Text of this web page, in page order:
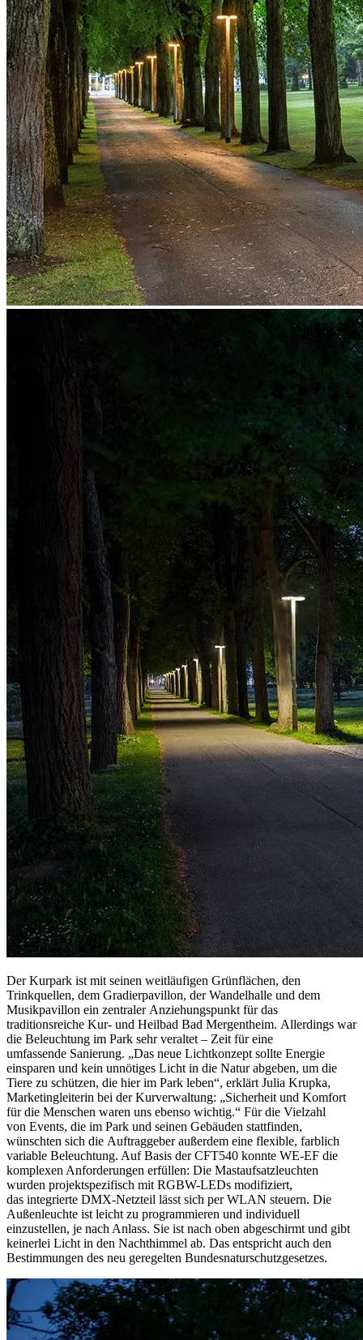
Der Kurpark ist mit seinen weitläufigen Grünflächen, den
Trinkquellen, dem Gradierpavillon, der Wandelhalle und dem
Musikpavillon ein zentraler Anziehungspunkt für das
traditionsreiche Kur- und Heilbad Bad Mergentheim. Allerdings war
die Beleuchtung im Park sehr veraltet – Zeit für eine
umfassende Sanierung. „Das neue Lichtkonzept sollte Energie
einsparen und kein unnötiges Licht in die Natur abgeben, um die
Tiere zu schützen, die hier im Park leben“, erklärt Julia Krupka,
Marketingleiterin bei der Kurverwaltung: „Sicherheit und Komfort
für die Menschen waren uns ebenso wichtig.“ Für die Vielzahl
von Events, die im Park und seinen Gebäuden stattfinden,
wünschten sich die Auftraggeber außerdem eine flexible, farblich
variable Beleuchtung. Auf Basis der CFT540 konnte WE-EF die
komplexen Anforderungen erfüllen: Die Mastaufsatzleuchten
wurden projektspezifisch mit RGBW-LEDs modifiziert,
das integrierte DMX-Netzteil lässt sich per WLAN steuern. Die
Außenleuchte ist leicht zu programmieren und individuell
einzustellen, je nach Anlass. Sie ist nach oben abgeschirmt und gibt
keinerlei Licht in den Nachthimmel ab. Das entspricht auch den
Bestimmungen des neu geregelten Bundesnaturschutzgesetzes.